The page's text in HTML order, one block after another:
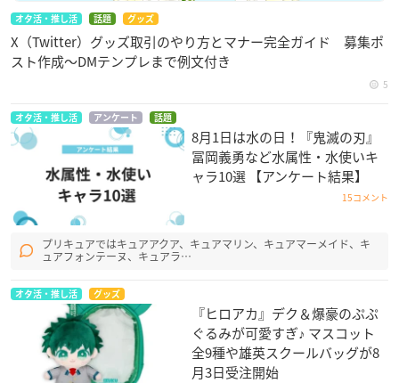
オタ活・推し活 話題 グッズ
X（Twitter）グッズ取引のやり方とマナー完全ガイド 募集ポ
スト作成〜DMテンプレまで例文付き
5
オタ活・推し活 アンケート 話題
8月1日は水の日！『鬼滅の刃』
冨岡義勇など水属性・水使いキ
ャラ10選 【アンケート結果】
15コメント
プリキュアではキュアアクア、キュアマリン、キュアマーメイド、キ
ュアフォンテーヌ、キュアラ…
オタ活・推し活 グッズ
『ヒロアカ』デク＆爆豪のぷぷ
ぐるみが可愛すぎ♪ マスコット
全9種や雄英スクールバッグが8
月3日受注開始